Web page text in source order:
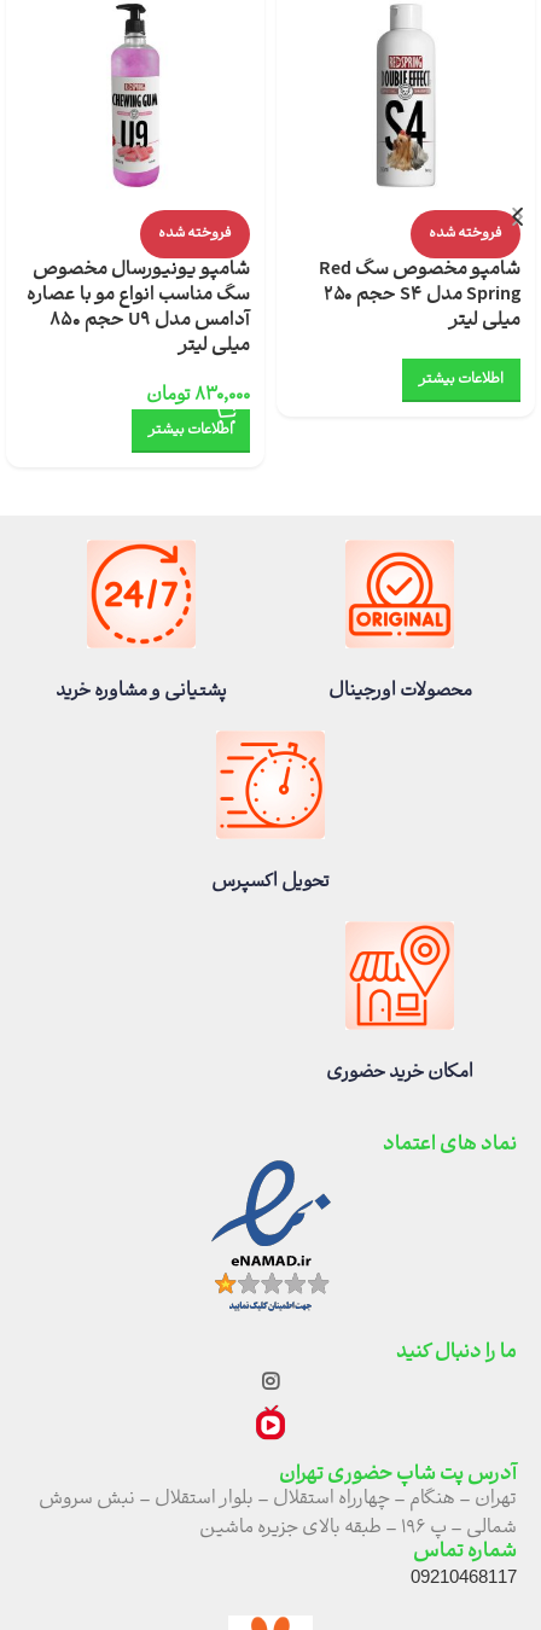
فروخته شده
شامپو مخصوص سگ Red
Spring مدل S4 حجم 250
میلی لیتر
اطلاعات بیشتر
فروخته شده
شامپو یونیورسال مخصوص
سگ مناسب انواع مو با عصاره
آدامس مدل U9 حجم 850
میلی لیتر
۸۳۰,۰۰۰تومان
اطلاعات بیشتر
محصولات اورجینال پشتیانی و مشاوره خرید
تحویل اکسپرس
امکان خرید حضوری
آدرس پت شاپ حضوری تهران
تهران – هنگام – چهارراه استقلال – بلوار استقلال – نبش سروش
شمالی – پ ۱۹۶ – طبقه بالای جزیره ماشین
شماره تماس
09210468117
ما را دنبال کنید
نماد های اعتماد